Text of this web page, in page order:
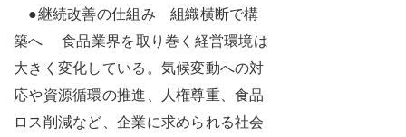
●継続改善の仕組み 組織横断で構
築へ 食品業界を取り巻く経営環境は
大きく変化している。気候変動への対
応や資源循環の推進、人権尊重、食品
ロス削減など、企業に求められる社会